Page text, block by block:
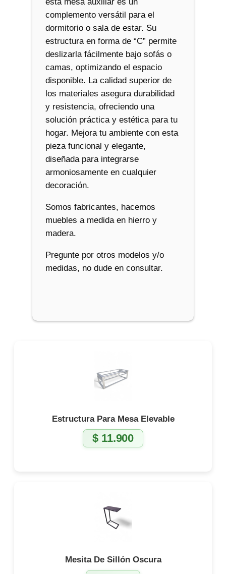
complemento versátil para el
dormitorio o sala de estar. Su
estructura en forma de “C” permite
deslizarla fácilmente bajo sofás o
camas, optimizando el espacio
disponible. La calidad superior de
los materiales asegura durabilidad
y resistencia, ofreciendo una
solución práctica y estética para tu
hogar. Mejora tu ambiente con esta
pieza funcional y elegante,
diseñada para integrarse
armoniosamente en cualquier
decoración.
Somos fabricantes, hacemos
muebles a medida en hierro y
madera.
Pregunte por otros modelos y/o
medidas, no dude en consultar.
Estructura Para Mesa Elevable
$11.900
Mesita De Sillón Oscura